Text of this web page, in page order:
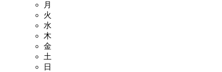
月
火
水
木
金
土
日